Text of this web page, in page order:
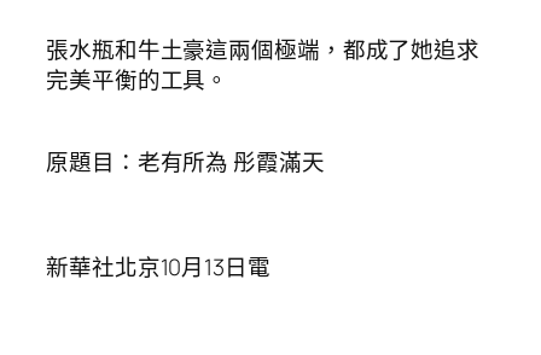
張水瓶和牛土豪這兩個極端，都成了她追求
完美平衡的工具。
原題目：老有所為 彤霞滿天
新華社北京10月13日電